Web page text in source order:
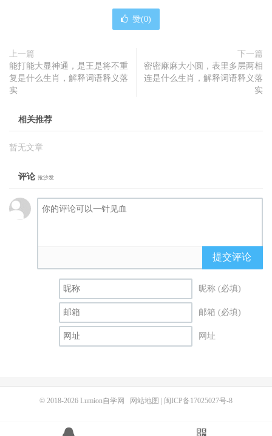
赞(0)
上一篇
能打能大显神通，是王是将不重
复是什么生肖，解释词语释义落
实
下一篇
密密麻麻大小圆，表里多层两相
连是什么生肖，解释词语释义落
实
相关推荐
暂无文章
评论 抢沙发
提交评论
昵称 (必填)
邮箱 (必填)
网址
© 2018-2026 Lumion自学网 网站地图 闽ICP备17025027号-8